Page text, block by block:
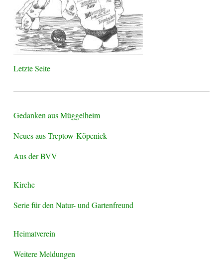
Letzte Seite
Gedanken aus Müggelheim
Neues aus Treptow-Köpenick
Aus der BVV
Kirche
Serie für den Natur- und Gartenfreund
Heimatverein
Weitere Meldungen